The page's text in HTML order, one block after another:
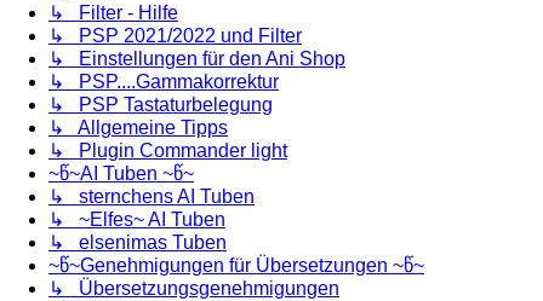
↳ Filter - Hilfe
↳ PSP 2021/2022 und Filter
↳ Einstellungen für den Ani Shop
↳ PSP....Gammakorrektur
↳ PSP Tastaturbelegung
↳ Allgemeine Tipps
↳ Plugin Commander light
~წ~AI Tuben ~წ~
↳ sternchens AI Tuben
↳ ~Elfes~ AI Tuben
↳ elsenimas Tuben
~წ~Genehmigungen für Übersetzungen ~წ~
↳ Übersetzungsgenehmigungen